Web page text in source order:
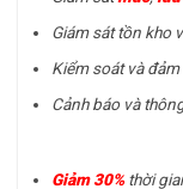
Giám sát tồn kho
Kiểm soát và
Cảnh báo và
Giảm 30%thời